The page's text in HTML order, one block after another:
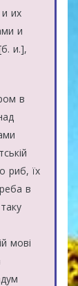
их
и
и.],
в
риб, їх
в
мові